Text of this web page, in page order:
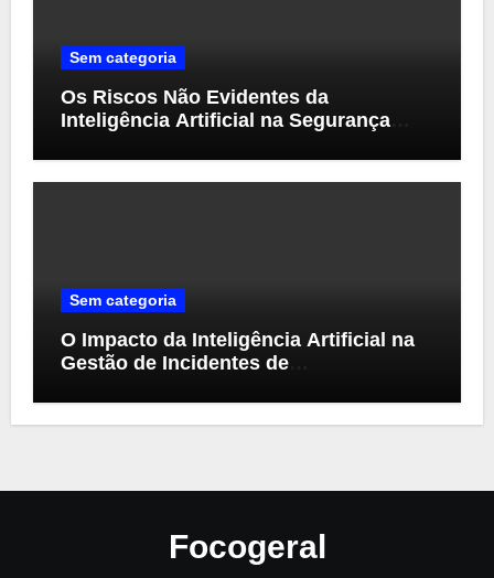
Sem categoria
Os Riscos Não Evidentes da
Inteligência Artificial na Segurança
Sem categoria
O Impacto da Inteligência Artificial na
Gestão de Incidentes de
Focogeral